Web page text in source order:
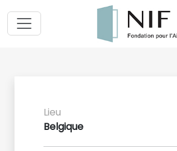
Lieu
Belgique